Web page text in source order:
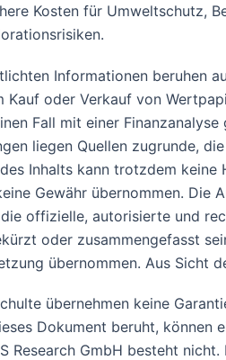
Kosten für Umweltschutz,
Informationen beruhen
oder Verkauf von
Fall mit einer
liegen Quellen zugrunde,
Inhalts kann trotzdem
Gewähr übernommen. Die
offizielle, autorisierte und
oder zusammengefasst
übernommen. Aus Sicht
übernehmen keine
Dokument beruht,
Research GmbH besteht